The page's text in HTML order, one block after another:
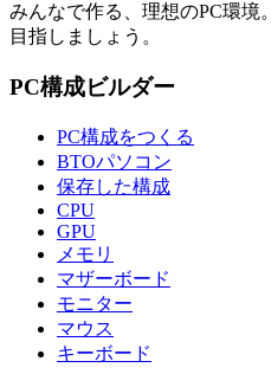
みんなで作る、理想のPC環境。
目指しましょう。
PC構成ビルダー
PC構成をつくる
BTOパソコン
保存した構成
CPU
GPU
メモリ
マザーボード
モニター
マウス
キーボード